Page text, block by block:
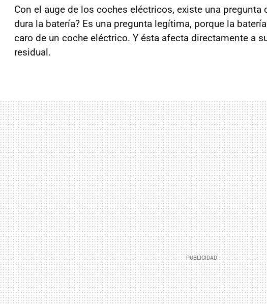
Con el auge de los coches eléctricos, existe una pregunta
dura la batería? Es una pregunta legítima, porque la
caro de un coche eléctrico. Y ésta afecta directamente a
residual.